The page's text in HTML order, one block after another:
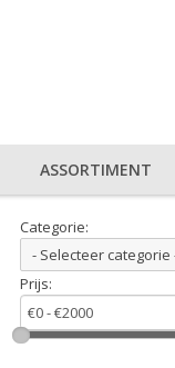
ASSORTIMENT
Categorie:
Prijs: